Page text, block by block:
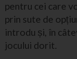
pentru cei care
prin sute de
introdu și, în
jocului dorit.